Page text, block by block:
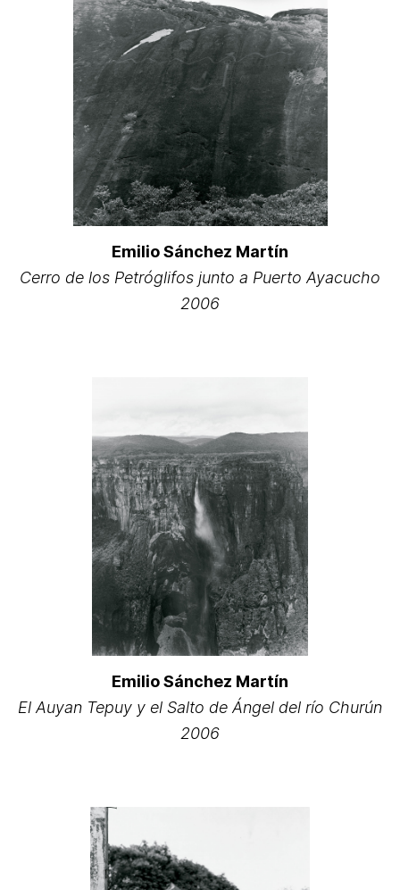
Emilio Sánchez Martín
Cerro de los Petróglifos junto a Puerto Ayacucho
2006
Emilio Sánchez Martín
El Auyan Tepuy y el Salto de Ángel del río Churún
2006